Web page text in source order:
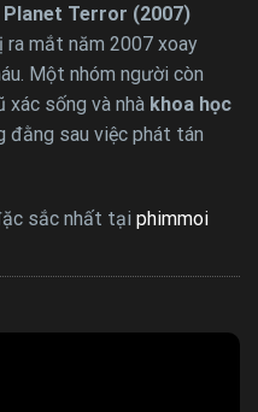
Planet Terror (2007)
ra mắt năm 2007 xoay
Một nhóm người còn
xác sống và nhà khoa học
đằng sau việc phát tán
sắc nhất tại phimmoi